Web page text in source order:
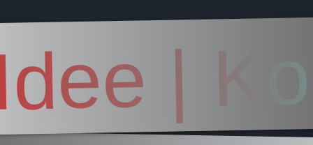
|